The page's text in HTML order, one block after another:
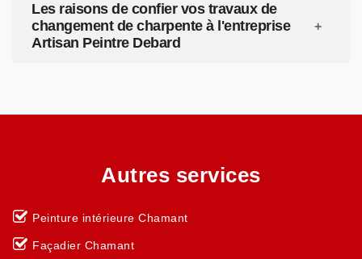
Les raisons de confier vos travaux de
changement de charpente à l'entreprise
Artisan Peintre Debard
Autres services
Peinture intérieure Chamant
Façadier Chamant